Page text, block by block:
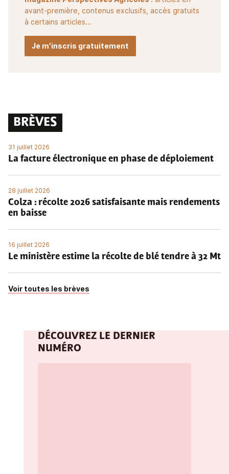
avant-première, contenus exclusifs, accès gratuits
à certains articles...
Je m'inscris gratuitement
BRÈVES
31 juillet 2026
La facture électronique en phase de déploiement
28 juillet 2026
Colza : récolte 2026 satisfaisante mais rendements
en baisse
16 juillet 2026
Le ministère estime la récolte de blé tendre à 32 Mt
Voir toutes les brèves
DÉCOUVREZ LE DERNIER
NUMÉRO